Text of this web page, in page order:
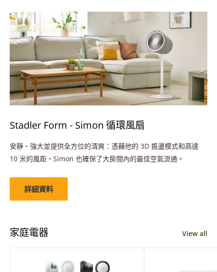
Stadler Form - Simon 循環風扇
安靜、強大並提供全方位的清爽：憑藉他的 3D 振盪模式和高達
10 米的風距，Simon 也確保了大房間內的最佳空氣流通。
詳細資料
家庭電器 View all